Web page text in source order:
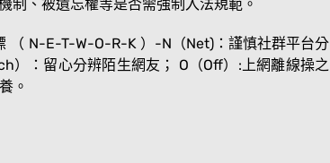
制、被遺忘權等是否需強制入法規範。
（ N-E-T-W-O-R-K ）-N（Net)：謹慎社群平台分
）：留心分辨陌生網友； O（Off）:上網離線操之
。